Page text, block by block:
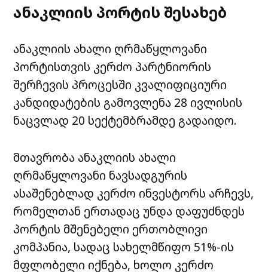
ანაკლიის პორტის შესახებ
ანაკლიის ახალი ღრმაწყლოვანი
პორტისთვის კერძო პარტნიორის
შერჩევის პროცესში კვალიფიციური
კანდიდატების გამოვლენა 28 ივლისის
ნაცვლად 20 სექტემბრამდე გადაიდო.
მთავრობა ანაკლიის ახალი
ღრმაწყლოვანი ნავსადგურის
ასაშენებლად კერძო ინვესტორს არჩევს,
რომელთან ერთადაც უნდა დაფუძნდეს
პორტის მშენებელი ერთობლივი
კომპანია, სადაც სახელმწიფო 51%-ის
მფლობელი იქნება, ხოლო კერძო